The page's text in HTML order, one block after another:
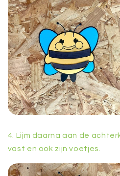
4. Lijm daarna aan de
vast en ook zijn voetjes.